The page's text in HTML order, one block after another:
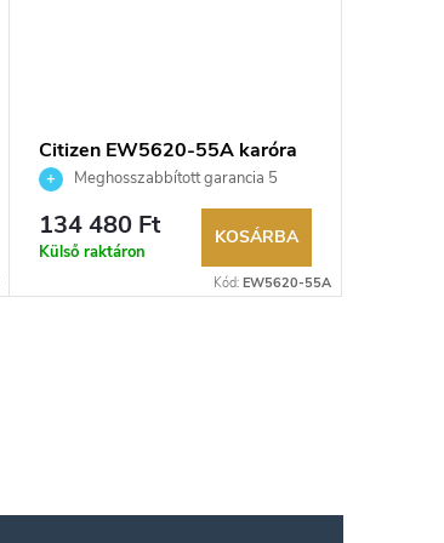
Citizen EW5620-55A karóra
Meghosszabbított garancia 5
évre. Akár 100 napos visszaküldési
lehetőség. Hivatalos márkakereskedő.
134 480 Ft
Külső raktáron
KOSÁRBA
Kód: EW5620-55A